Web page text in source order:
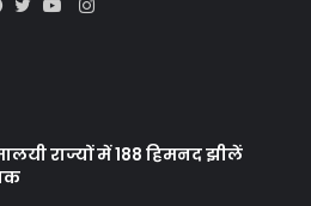
Instagram
राज्यों में 188 हिमनद झीलें